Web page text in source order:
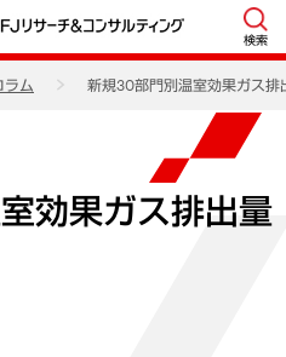
検索
ラム 新規30部門別温室効果ガス排
効果ガス排出量